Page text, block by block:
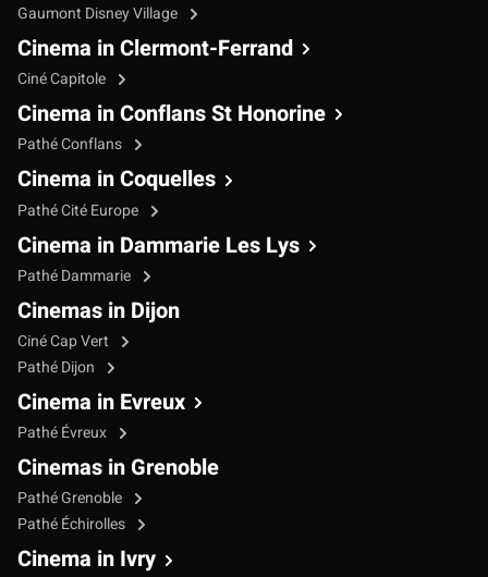
Gaumont Disney Village
Cinema in Clermont-Ferrand
Ciné Capitole
Cinema in Conflans St Honorine
Pathé Conflans
Cinema in Coquelles
Pathé Cité Europe
Cinema in Dammarie Les Lys
Pathé Dammarie
Cinemas in Dijon
Ciné Cap Vert
Pathé Dijon
Cinema in Evreux
Pathé Évreux
Cinemas in Grenoble
Pathé Grenoble
Pathé Échirolles
Cinema in Ivry